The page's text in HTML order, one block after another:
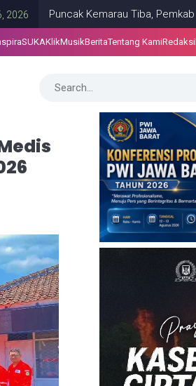
Kemarau Tiba, Pemkab Sukabumi
KlikMusikBeritaTentang KamiRedaksi